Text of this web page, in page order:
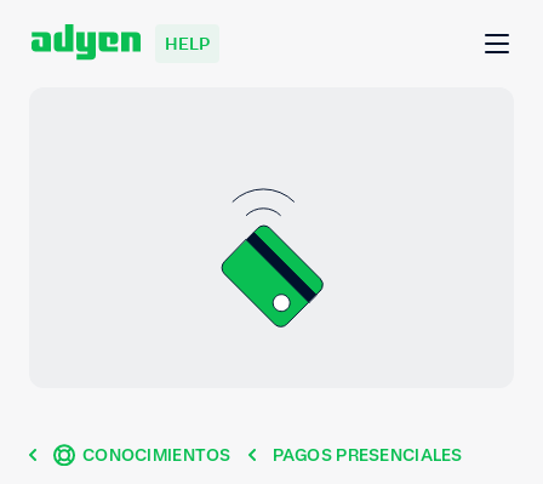
HELP
CONOCIMIENTOS PAGOS PRESENCIALES